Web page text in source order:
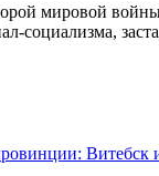
мировой
социализма,